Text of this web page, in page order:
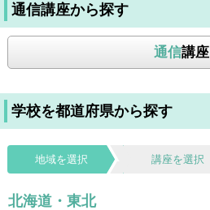
通信講座から探す
通信講座
学校を都道府県から探す
地域を選択 講座を選択
北海道・東北